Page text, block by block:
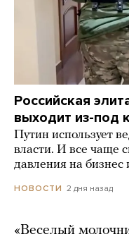
Российская
выходит из-под
Путин использует
власти. И все чаще
давления на
НОВОСТИ 2 дня назад
«Веселый